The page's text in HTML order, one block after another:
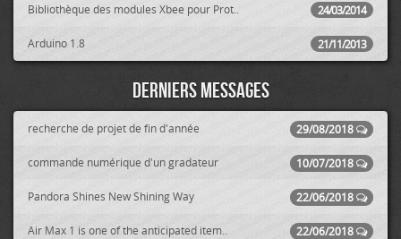
24/03/2014
Bibliothèque des modules Xbee pour Prot..
21/11/2013
Arduino 1.8
Derniers messages
29/08/2018
recherche de projet de fin d'année
10/07/2018
commande numérique d'un gradateur
22/06/2018
Pandora Shines New Shining Way
22/06/2018
Air Max 1 is one of the anticipated item..